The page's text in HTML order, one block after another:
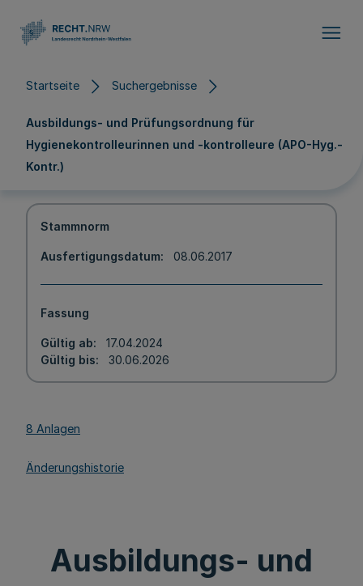
Startseite Suchergebnisse
Ausbildungs- und Prüfungsordnung für
Hygienekontrolleurinnen und -kontrolleure (APO-Hyg.-
Kontr.)
Stammnorm
Ausfertigungsdatum 08.06.2017
Fassung
Gültig ab
17.04.2024
Gültig bis
30.06.2026
8 Anlagen
Änderungshistorie
Ausbildungs- und